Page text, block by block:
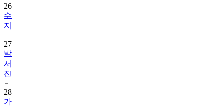
26
수
지
27
박
서
진
28
가